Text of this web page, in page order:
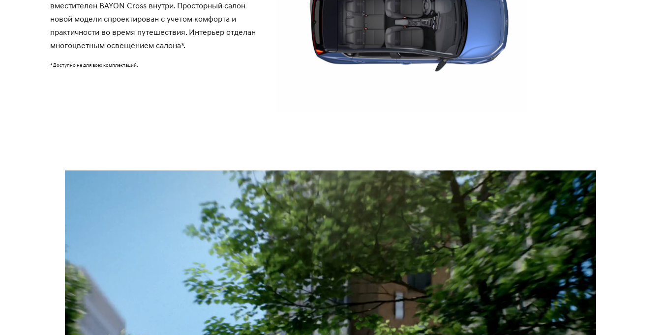
вместителен BAYON Cross внутри. Просторный салон
новой модели спроектирован с учетом комфорта и
практичности во время путешествия. Интерьер отделан
многоцветным освещением салона*.
* Доступно не для всех комплектаций.